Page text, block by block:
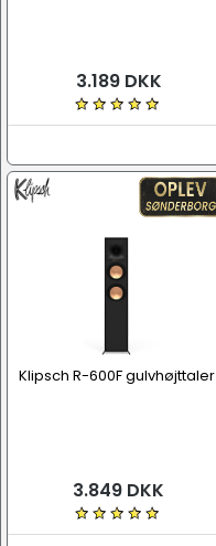
3.189 DKK
Klipsch R-600F gulvhøjttaler
3.849 DKK